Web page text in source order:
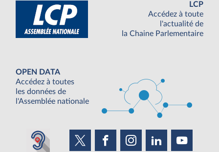
LCP
Accédez à toute
l'actualité de
la Chaine Parlementaire
OPEN DATA
Accédez à toutes
les données de
l'Assemblée nationale